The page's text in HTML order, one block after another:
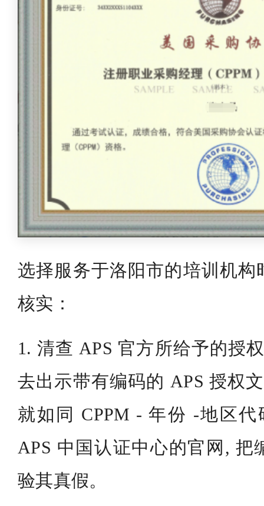
选择服务于洛阳市的培训机构
核实：
1. 清查 APS 官方所给予的授
去出示带有编码的 APS 授权
就如同 CPPM - 年份 -地区
APS 中国认证中心的官网, 把
验其真假。